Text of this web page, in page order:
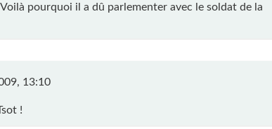
pourquoi il a dû parlementer avec le soldat de la
13:10
!